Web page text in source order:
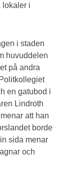
lokaler i
i staden
huvuddelen
på andra
en gatubod i
Lindroth
att han
borde
sida menar
och